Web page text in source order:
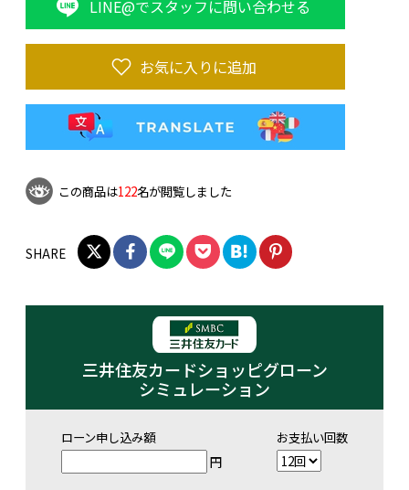
LINE@でスタッフに問い合わせる
お気に入りに追加
この商品は122名が閲覧しました
SHARE
三井住友カードショッピグローン
シミュレーション
ローン申し込み額
円
お支払い回数